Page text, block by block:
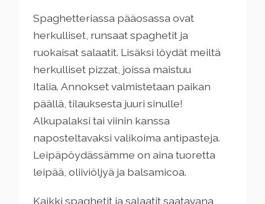
Spaghetteriassa pääosassa ovat
herkulliset, runsaat spaghetit ja
ruokaisat salaatit. Lisäksi löydät meiltä
herkulliset pizzat, joissa maistuu
Italia. Annokset valmistetaan paikan
päällä, tilauksesta juuri sinulle!
Alkupalaksi tai viinin kanssa
naposteltavaksi valikoima antipasteja.
Leipäpöydässämme on aina tuoretta
leipää, oliiviöljyä ja balsamicoa.
Kaikki spaghetit ja salaatit saatavana